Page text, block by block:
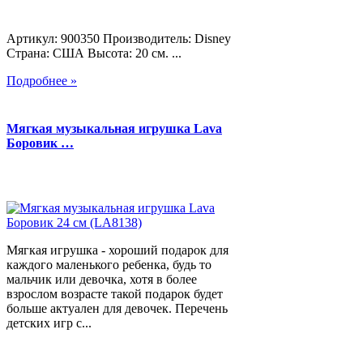
Артикул: 900350 Производитель: Disney
Страна: США Высота: 20 см. ...
Подробнее »
Мягкая музыкальная игрушка Lava
Боровик …
Мягкая игрушка - хороший подарок для
каждого маленького ребенка, будь то
мальчик или девочка, хотя в более
взрослом возрасте такой подарок будет
больше актуален для девочек. Перечень
детских игр с...